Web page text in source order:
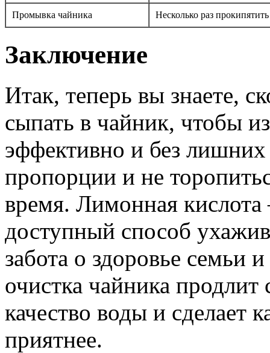
Промывка чайника Несколько раз
Заключение
Итак, теперь вы знаете,
сыпать в чайник, чтобы
эффективно и без
пропорции и не
время. Лимонная
доступный способ
забота о здоровье семьи
очистка чайника
качество воды и
приятнее.